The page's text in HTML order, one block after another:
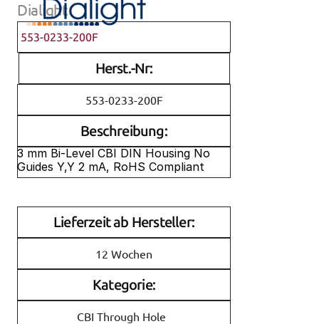
Dialight
553-0233-200F
Herst.-Nr:
553-0233-200F
Beschreibung:
3 mm Bi-Level CBI DIN Housing No
Guides Y,Y 2 mA, RoHS Compliant
Lieferzeit ab Hersteller:
12 Wochen
Kategorie:
CBI Through Hole